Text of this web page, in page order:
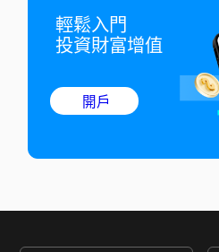
輕鬆入門
投資財富增值
開戶